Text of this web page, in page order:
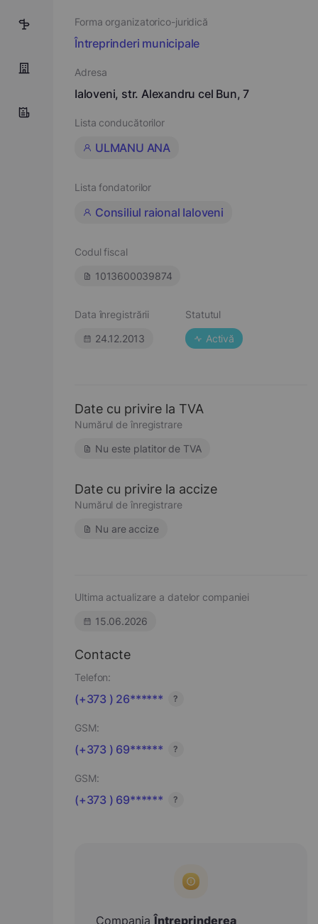
1
Forma organizatorico-juridică
Întreprinderi municipale
Adresa
Ialoveni, str. Alexandru cel Bun, 7
Lista conducătorilor
ULMANU ANA
Lista fondatorilor
Consiliul raional Ialoveni
Codul fiscal
1013600039874
Data înregistrării
24.12.2013
Statutul
Activă
Date cu privire la TVA
Numărul de înregistrare
Nu este platitor de TVA
Date cu privire la accize
Numărul de înregistrare
Nu are accize
Ultima actualizare a datelor companiei
15.06.2026
Contacte
Telefon:
(+373 ) 26****** ?
GSM:
(+373 ) 69****** ?
GSM:
(+373 ) 69****** ?
CompaniaÎntreprinderea